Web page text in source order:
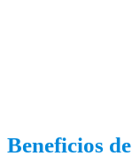
Beneficios